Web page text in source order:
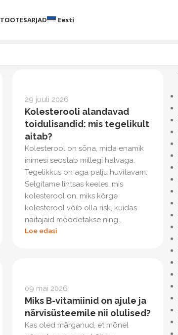
TOOTESARJAD Eesti
29 juuli 2026
Kolesterooli alandavad
toidulisandid: mis tegelikult
aitab?
Kolesterool on sõna, mida enamik
inimesi seostab millegi halvaga.
Tegelikkus on aga palju huvitavam.
Selgitame lihtsas keeles, mis
kolesterool on, miks kõrge
kolesterool võib olla risk, kuidas
näitajaid mõõdetakse ning...
Loe edasi
09 mai 2026
Miks B-vitamiinid on ajule ja
närvisüsteemile nii olulised?
Kas oled märganud, et mõnel